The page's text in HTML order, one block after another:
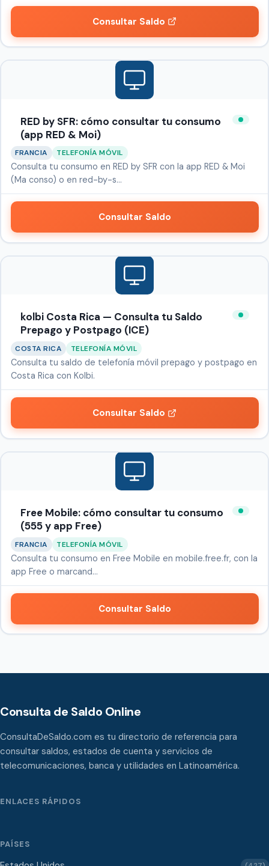
Consultar Saldo
RED by SFR: cómo consultar tu consumo
(app RED & Moi)
FRANCIA TELEFONÍA MÓVIL
Consulta tu consumo en RED by SFR con la app RED & Moi
(Ma conso) o en red-by-s…
Consultar Saldo
kolbi Costa Rica — Consulta tu Saldo
Prepago y Postpago (ICE)
COSTA RICA TELEFONÍA MÓVIL
Consulta tu saldo de telefonía móvil prepago y postpago en
Costa Rica con Kolbi.
Consultar Saldo
Free Mobile: cómo consultar tu consumo
(555 y app Free)
FRANCIA TELEFONÍA MÓVIL
Consulta tu consumo en Free Mobile en mobile.free.fr, con la
app Free o marcand…
Consultar Saldo
Consulta de Saldo Online
ConsultaDeSaldo.com es tu directorio de referencia para
consultar saldos, estados de cuenta y servicios de
telecomunicaciones, banca y utilidades en Latinoamérica.
ENLACES RÁPIDOS
PAÍSES